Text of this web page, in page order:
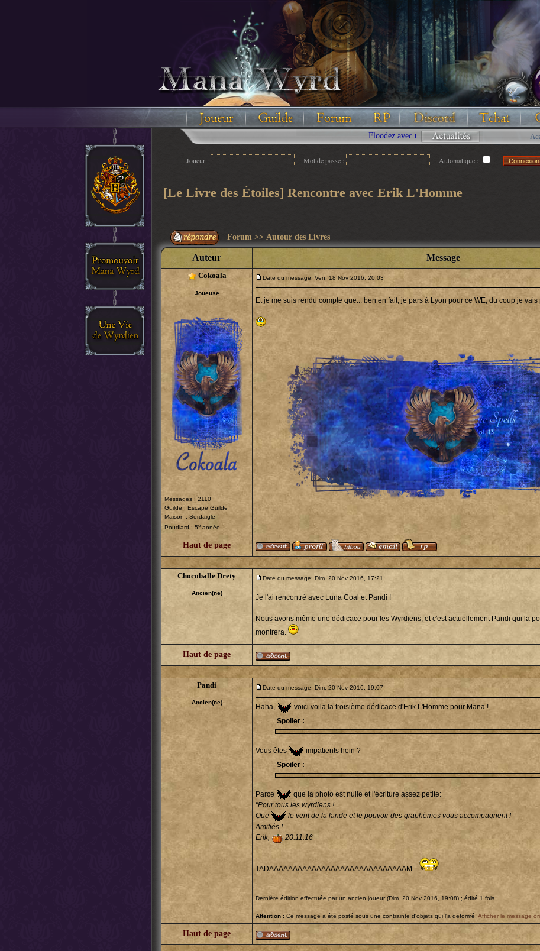
Joueur : Mot de passe : Automatique :
[Le Livre des Étoiles] Rencontre avec Erik L'Homme
Forum >> Autour des Livres
Auteur Message
Cokoala
Joueuse
Messages : 2110
Guilde : Escape Guilde
Maison : Serdaigle
Poudlard : 5e année
Date du message: Ven. 18 Nov 2016, 20:03
Et je me suis rendu compte que... ben en fait, je pars à Lyon pour ce WE, du coup je
_________________
Haut de page
Chocoballe Drety
Ancien(ne)
Date du message: Dim. 20 Nov 2016, 17:21
Je l'ai rencontré avec Luna Coal et Pandi !
Nous avons même une dédicace pour les Wyrdiens, et c'est actuellement Pandi qui la
montrera.
Haut de page
Pandi
Ancien(ne)
Date du message: Dim. 20 Nov 2016, 19:07
Haha,
voici voila la troisième dédicace d'Erik L'Homme pour Mana !
Spoiler :
Vous êtes
impatients hein ?
Spoiler :
Parce
que la photo est nulle et l'écriture assez petite:
"Pour tous les wyrdiens !
Que
le vent de la lande et le pouvoir des graphèmes vous accompagnent !
Amitiés !
Erik,
20.11.16
TADAAAAAAAAAAAAAAAAAAAAAAAAAAAAAM
Dernière édition effectuée par un ancien joueur (Dim. 20 Nov 2016, 19:08) ; édité 1 fois
Attention : Ce message a été posté sous une contrainte d'objets qui l'a déformé. Afficher le message
Haut de page